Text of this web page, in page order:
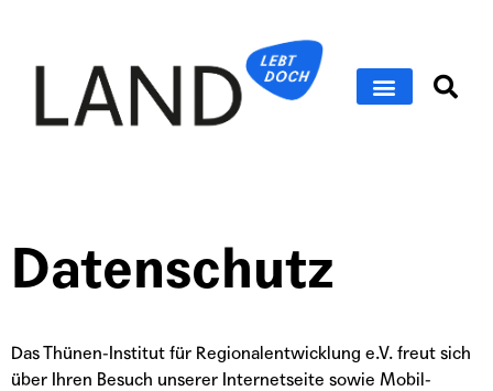
Datenschutz
Das Thünen-Institut für Regionalentwicklung e.V. freut sich
über Ihren Besuch unserer Internetseite sowie Mobil-